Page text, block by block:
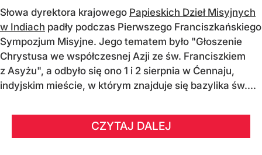
Słowa dyrektora krajowego Papieskich Dzieł Misyjnych
w Indiach padły podczas Pierwszego Franciszkańskiego
Sympozjum Misyjne. Jego tematem było "Głoszenie
Chrystusa we współczesnej Azji ze św. Franciszkiem
z Asyżu", a odbyło się ono 1 i 2 sierpnia w Ćennaju,
indyjskim mieście, w którym znajduje się bazylika św....
CZYTAJ DALEJ